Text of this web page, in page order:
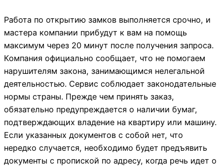
Работа по открытию замков выполняется срочно, и
мастера компании прибудут к вам на помощь
максимум через 20 минут после получения запроса.
Компания официально сообщает, что не помогаем
нарушителям закона, занимающимся нелегальной
деятельностью. Сервис соблюдает законодательные
нормы страны. Прежде чем принять заказ,
обязательно предупреждается о наличии бумаг,
подтверждающих владение на квартиру или машину.
Если указанных документов с собой нет, что
нередко случается, необходимо будет предъявить
документы с пропиской по адресу, когда речь идет о